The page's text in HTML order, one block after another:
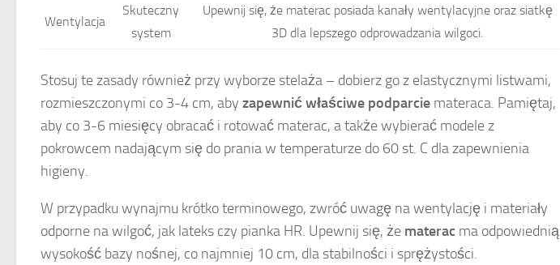
Wentylacja
Skuteczny
system
Upewnij się, że materac posiada kanały wentylacyjne oraz siatkę
3D dla lepszego odprowadzania wilgoci.
Stosuj te zasady również przy wyborze stelaża – dobierz go z elastycznymi listwami,
rozmieszczonymi co 3-4 cm, aby zapewnić właściwe podparcie materaca. Pamiętaj,
aby co 3-6 miesięcy obracać i rotować materac, a także wybierać modele z
pokrowcem nadającym się do prania w temperaturze do 60 st. C dla zapewnienia
higieny.
W przypadku wynajmu krótko terminowego, zwróć uwagę na wentylację i materiały
odporne na wilgoć, jak lateks czy pianka HR. Upewnij się, że materac ma odpowiednią
wysokość bazy nośnej, co najmniej 10 cm, dla stabilności i sprężystości.